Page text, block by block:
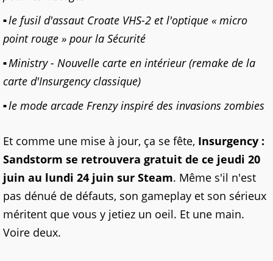
le fusil d'assaut Croate VHS-2 et l'optique « micro
point rouge » pour la Sécurité
Ministry - Nouvelle carte en intérieur (remake de la
carte d'Insurgency classique)
le mode arcade Frenzy inspiré des invasions zombies
Et comme une mise à jour, ça se fête, Insurgency :
Sandstorm se retrouvera gratuit de ce jeudi 20
juin au lundi 24 juin sur Steam. Même s'il n'est
pas dénué de défauts, son gameplay et son sérieux
méritent que vous y jetiez un oeil. Et une main.
Voire deux.